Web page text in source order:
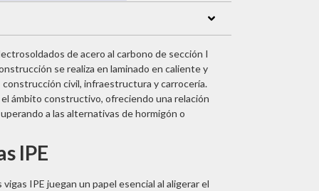
de acero al carbono de sección I
se realiza en laminado en caliente y
civil, infraestructura y carrocería.
ámbito constructivo, ofreciendo una relación
a las alternativas de hormigón o
IPE
vigas IPE juegan un papel esencial al aligerar el